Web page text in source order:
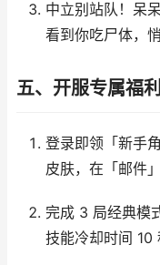
中立别站队！呆
看到你吃尸体，
五、开服专属福
登录即领「新手
皮肤，在「邮件
完成 3 局经典模
技能冷却时间 10